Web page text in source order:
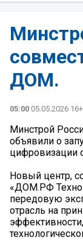
ДОМ.
05:00 05.05.2026 16+
Минстрой
объявили о
цифровизации
Новый центр,
«ДОМ.РФ
передовую
отрасль на